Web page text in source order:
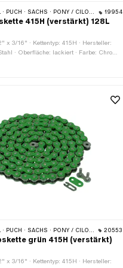
· PONY / CILO (BETA 521 & 512) · ZÜNDAPP BELMONDO · TOMOS · BYE BIKE 19954
415H (verstärkt) 128L
x 3/16" · Kettentyp: 415H · Hersteller:
· Oberfläche: lackiert · Farbe: Chrom ·
128 Stk. · Abrollumfang: 1626 mm ·
· PONY / CILO (BETA 521 & 512) · ZÜNDAPP BELMONDO · TOMOS · BYE BIKE 20553
grün 415H (verstärkt)
x 3/16" · Kettentyp: 415H · Hersteller: